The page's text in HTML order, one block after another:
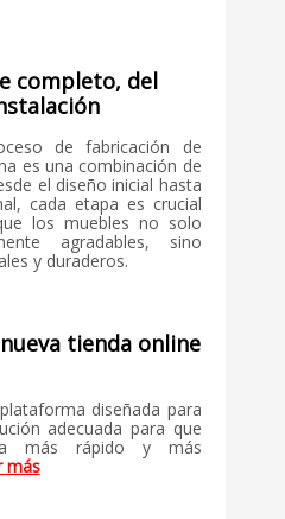
completo, del
de fabricación de
es una combinación de
el diseño inicial hasta
cada etapa es crucial
los muebles no solo
agradables, sino
y duraderos.
tienda online
diseñada para
adecuada para que
más rápido y más
más